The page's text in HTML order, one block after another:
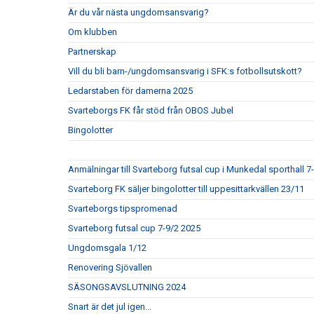
Är du vår nästa ungdomsansvarig?
Om klubben
Partnerskap
Vill du bli barn-/ungdomsansvarig i SFK:s fotbollsutskott?
Ledarstaben för damerna 2025
Svarteborgs FK får stöd från OBOS Jubel
Bingolotter
Anmälningar till Svarteborg futsal cup i Munkedal sporthall
Svarteborg FK säljer bingolotter till uppesittarkvällen 23/11
Svarteborgs tipspromenad
Svarteborg futsal cup 7-9/2 2025
Ungdomsgala 1/12
Renovering Sjövallen
SÄSONGSAVSLUTNING 2024
Snart är det jul igen...